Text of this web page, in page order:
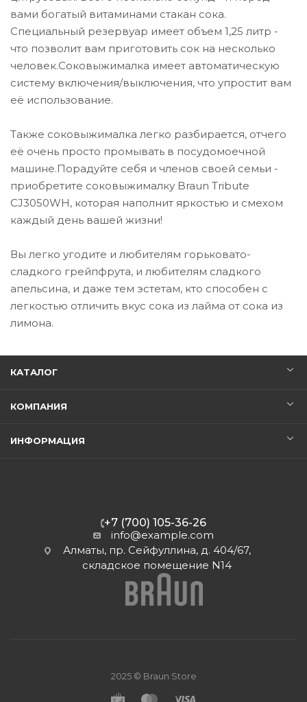
вами богатый витаминами стакан сока.
Специальный резервуар имеет объем 1,25 литр -
что позволит вам приготовить сок на несколько
человек.Соковыжималка имеет автоматическую
систему включения/выключения, что упростит вам
её использование.
Также соковыжималка легко разбирается, отчего
её очень просто промывать в посудомоечной
машине.Порадуйте себя и членов своей семьи -
приобретите соковыжималку Braun Tribute
CJ3050WH, которая наполнит яркостью и смехом
каждый день вашей жизни!
Вы легко угодите и любителям горьковато-
сладкого грейпфрута, и любителям сладкого
апельсина, и даже тем эстетам, кто способен с
легкостью отличить вкус сока из лайма от сока из
лимона.
КАТАЛОГ
КОМПАНИЯ
ИНФОРМАЦИЯ
+7 (700) 105-36-26
info@example.com
Алматы, пр. Сейфуллина, д. 404/67,
складское помещение N14
2025 © Braun Store